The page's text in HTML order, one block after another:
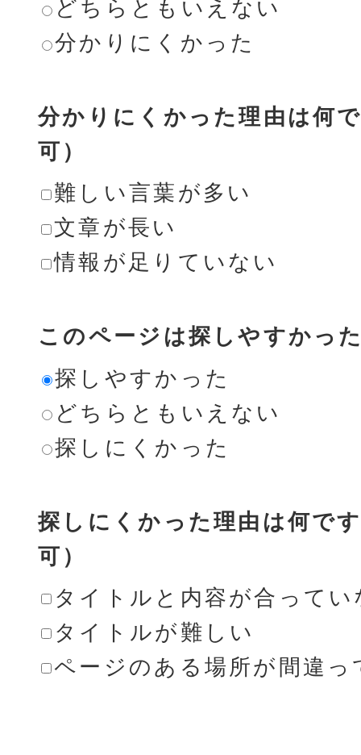
どちらともいえない
分かりにくかった
分かりにくかった理由は何
可）
難しい言葉が多い
文章が長い
情報が足りていない
このページは探しやすかっ
探しやすかった
どちらともいえない
探しにくかった
探しにくかった理由は何で
可）
タイトルと内容が合ってい
タイトルが難しい
ページのある場所が間違っ